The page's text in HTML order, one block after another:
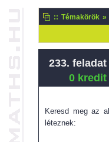
:: Témakörök »
233. feladat
0 kredit
Keresd meg az
léteznek: